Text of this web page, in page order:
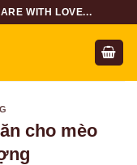
WITH LOVE...
cho mèo